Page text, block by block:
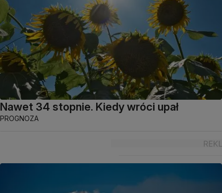
Nawet 34 stopnie. Kiedy wróci upał
PROGNOZA